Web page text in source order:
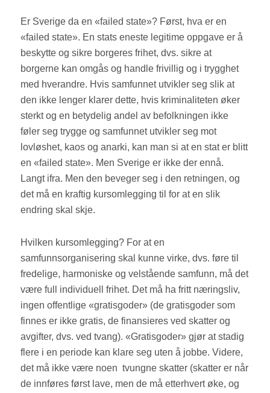
Er Sverige da en «failed state»? Først, hva er en
«failed state». En stats eneste legitime oppgave er å
beskytte og sikre borgeres frihet, dvs. sikre at
borgerne kan omgås og handle frivillig og i trygghet
med hverandre. Hvis samfunnet utvikler seg slik at
den ikke lenger klarer dette, hvis kriminaliteten øker
sterkt og en betydelig andel av befolkningen ikke
føler seg trygge og samfunnet utvikler seg mot
lovløshet, kaos og anarki, kan man si at en stat er blitt
en «failed state». Men Sverige er ikke der ennå.
Langt ifra. Men den beveger seg i den retningen, og
det må en kraftig kursomlegging til for at en slik
endring skal skje.
Hvilken kursomlegging? For at en
samfunnsorganisering skal kunne virke, dvs. føre til
fredelige, harmoniske og velstående samfunn, må det
være full individuell frihet. Det må ha fritt næringsliv,
ingen offentlige «gratisgoder» (de gratisgoder som
finnes er ikke gratis, de finansieres ved skatter og
avgifter, dvs. ved tvang). «Gratisgoder» gjør at stadig
flere i en periode kan klare seg uten å jobbe. Videre,
det må ikke være noen tvungne skatter (skatter er når
de innføres først lave, men de må etterhvert øke, og